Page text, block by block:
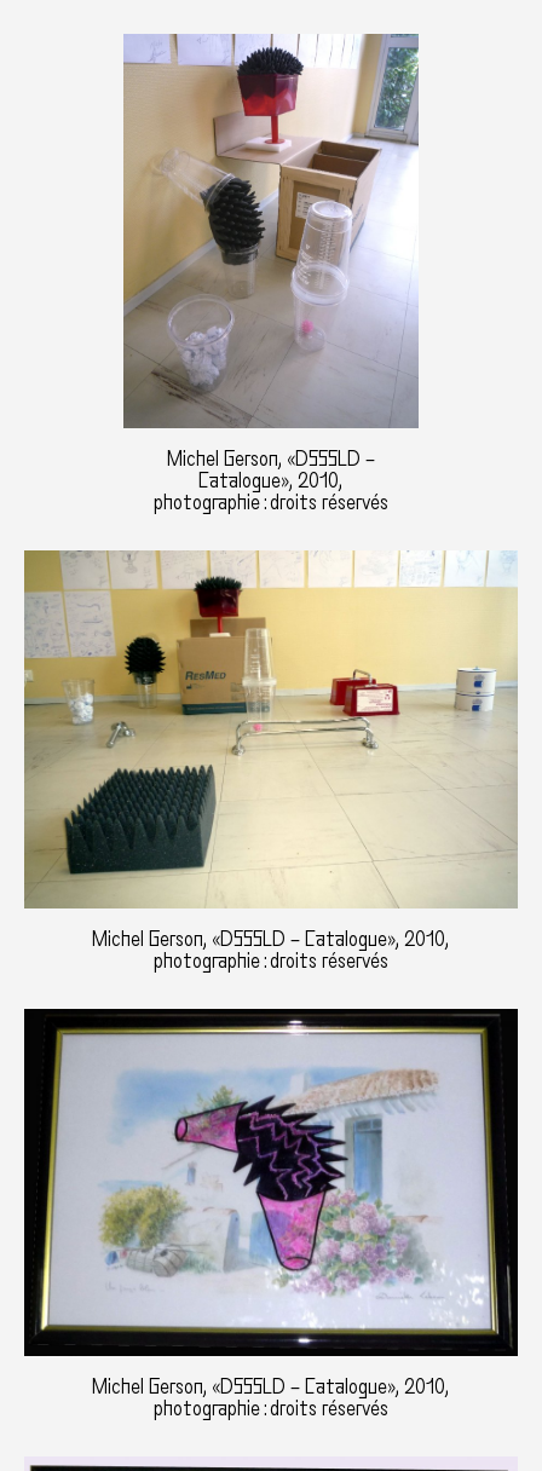
Michel Gerson, «DSSSLD –
Catalogue», 2010,
photographie : droits réservés
Michel Gerson, «DSSSLD – Catalogue», 2010,
photographie : droits réservés
Michel Gerson, «DSSSLD – Catalogue», 2010,
photographie : droits réservés